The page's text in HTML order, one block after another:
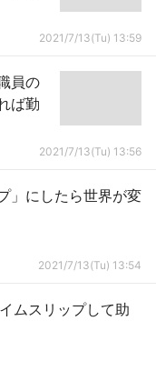
2021/7/13(Tu) 13:59
員の
ば勤
2021/7/13(Tu) 13:56
」にしたら世界が変
2021/7/13(Tu) 13:54
ムスリップして助